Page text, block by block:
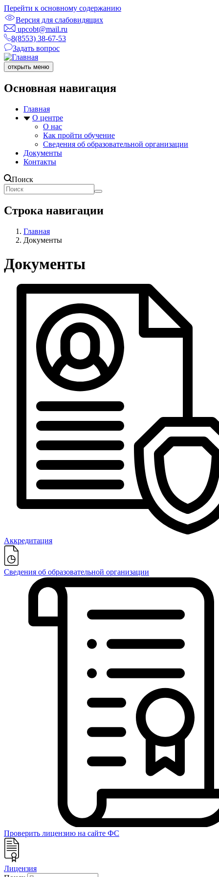
Перейти к основному содержанию
Версия для слабовидящих
upcobt@mail.ru
8(8553) 38-67-53
Задать вопрос
открыть меню
Основная навигация
Главная
О центре
О нас
Как пройти обучение
Сведения об образовательной организации
Документы
Контакты
Поиск
Строка навигации
Главная
Документы
Документы
Аккредитация
Сведения об образовательной организации
Проверить лицензию на сайте ФС
Лицензия